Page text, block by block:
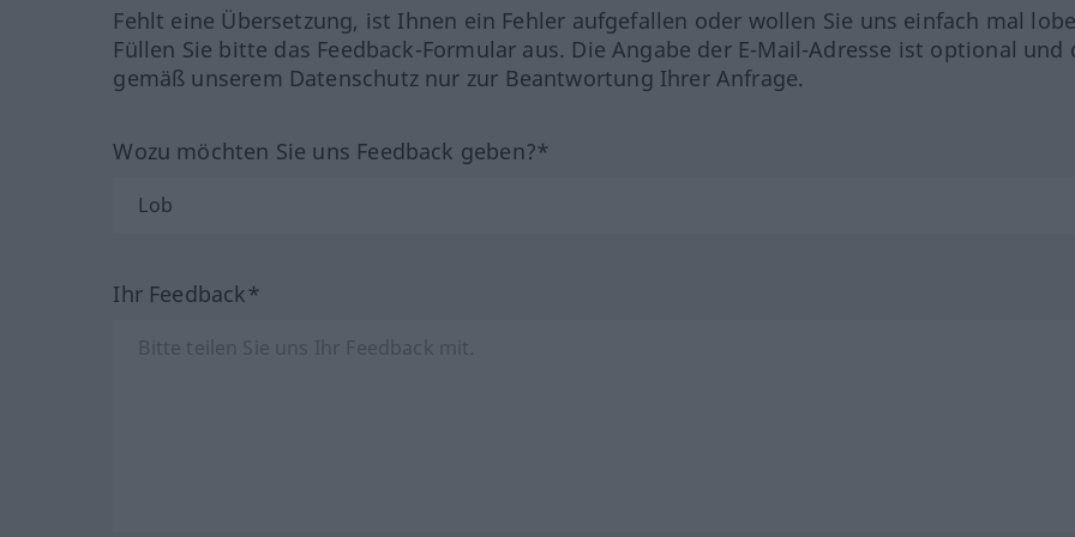
Fehlt eine Übersetzung, ist Ihnen ein Fehler aufgefallen oder wollen Sie uns einfach mal
Füllen Sie bitte das Feedback-Formular aus. Die Angabe der E-Mail-Adresse ist optional und
gemäß unserem Datenschutz nur zur Beantwortung Ihrer Anfrage.
Wozu möchten Sie uns Feedback geben?*
Ihr Feedback*